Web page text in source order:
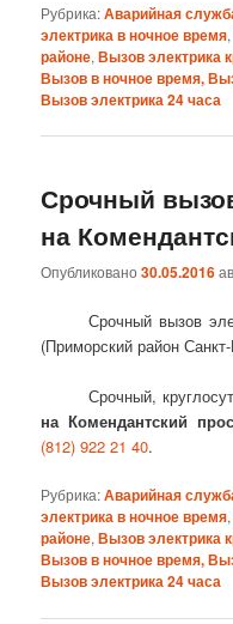
Рубрика:Аварийная
электрика в ночное время
районе,Вызов электрика
Вызов в ночное время,
Вызов электрика 24 часа
Срочный
на
Опубликовано30.05.2016
Срочный вызов
(Приморский район
Срочный,
на Комендантский
(812) 922 21 40.
Рубрика:Аварийная
электрика в ночное время
районе,Вызов электрика
Вызов в ночное время,
Вызов электрика 24 часа